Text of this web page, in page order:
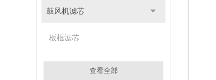
鼓风机滤芯
板框滤芯
查看全部